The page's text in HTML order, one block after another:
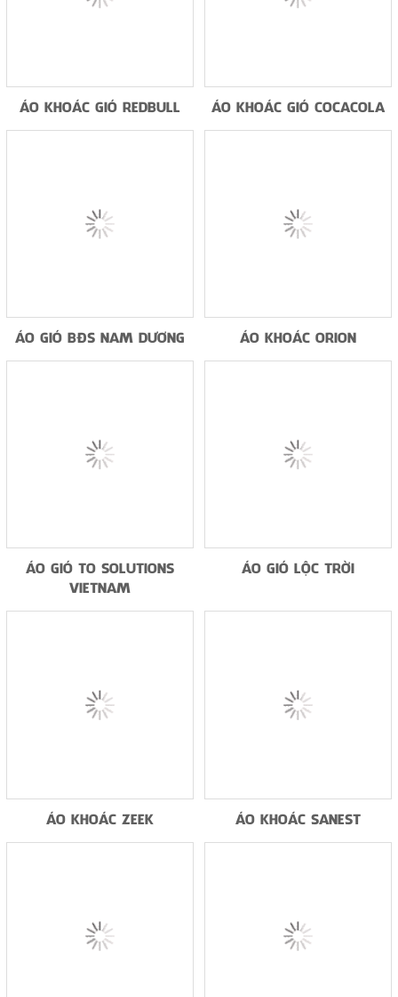
ÁO KHOÁC GIÓ REDBULL ÁO KHOÁC GIÓ COCACOLA
ÁO GIÓ BĐS NAM DƯƠNG ÁO KHOÁC ORION
ÁO GIÓ TO SOLUTIONS
VIETNAM
ÁO GIÓ LỘC TRỜI
ÁO KHOÁC ZEEK ÁO KHOÁC SANEST